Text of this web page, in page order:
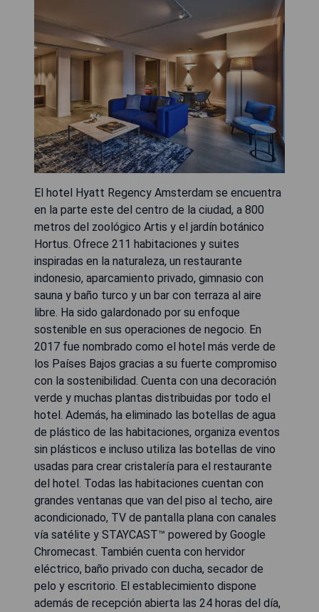
El hotel Hyatt Regency Amsterdam se encuentra
en la parte este del centro de la ciudad, a 800
metros del zoológico Artis y el jardín botánico
Hortus. Ofrece 211 habitaciones y suites
inspiradas en la naturaleza, un restaurante
indonesio, aparcamiento privado, gimnasio con
sauna y baño turco y un bar con terraza al aire
libre. Ha sido galardonado por su enfoque
sostenible en sus operaciones de negocio. En
2017 fue nombrado como el hotel más verde de
los Países Bajos gracias a su fuerte compromiso
con la sostenibilidad. Cuenta con una decoración
verde y muchas plantas distribuidas por todo el
hotel. Además, ha eliminado las botellas de agua
de plástico de las habitaciones, organiza eventos
sin plásticos e incluso utiliza las botellas de vino
usadas para crear cristalería para el restaurante
del hotel. Todas las habitaciones cuentan con
grandes ventanas que van del piso al techo, aire
acondicionado, TV de pantalla plana con canales
vía satélite y STAYCAST™ powered by Google
Chromecast. También cuenta con hervidor
eléctrico, baño privado con ducha, secador de
pelo y escritorio. El establecimiento dispone
además de recepción abierta las 24 horas del día,